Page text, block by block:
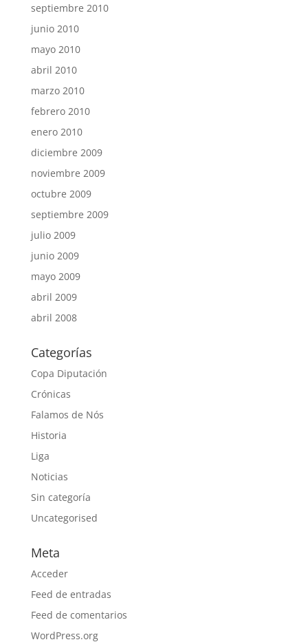
septiembre 2010
junio 2010
mayo 2010
abril 2010
marzo 2010
febrero 2010
enero 2010
diciembre 2009
noviembre 2009
octubre 2009
septiembre 2009
julio 2009
junio 2009
mayo 2009
abril 2009
abril 2008
Categorías
Copa Diputación
Crónicas
Falamos de Nós
Historia
Liga
Noticias
Sin categoría
Uncategorised
Meta
Acceder
Feed de entradas
Feed de comentarios
WordPress.org